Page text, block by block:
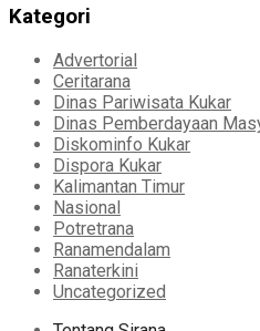
Kategori
Advertorial
Ceritarana
Dinas Pariwisata Kukar
Dinas Pemberdayaan
Diskominfo Kukar
Dispora Kukar
Kalimantan Timur
Nasional
Potretrana
Ranamendalam
Ranaterkini
Uncategorized